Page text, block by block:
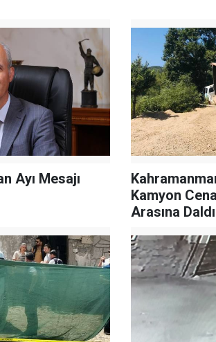
Ayı Mesajı
Kamyon
Arasına